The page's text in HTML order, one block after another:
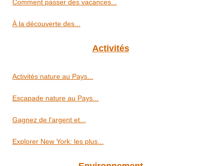
Comment passer des vacances...
À la découverte des...
Activités
Activités nature au Pays...
Escapade nature au Pays...
Gagnez de l'argent et...
Explorer New York: les plus...